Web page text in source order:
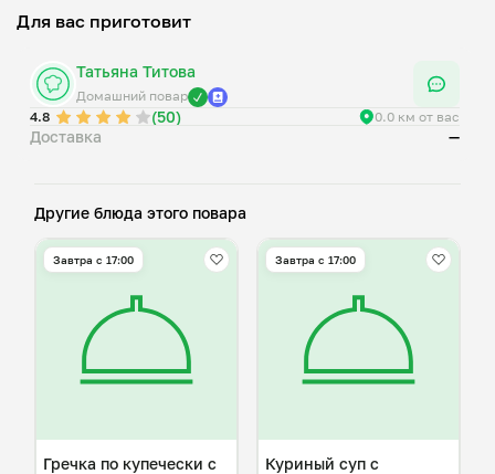
Для вас приготовит
Татьяна Титова
Домашний повар
4.8
(50) 0.0 км от вас
Доставка —
Другие блюда этого повара
Завтра c 17:00
Гречка по купечески с
Завтра c 17:00
Куриный суп с